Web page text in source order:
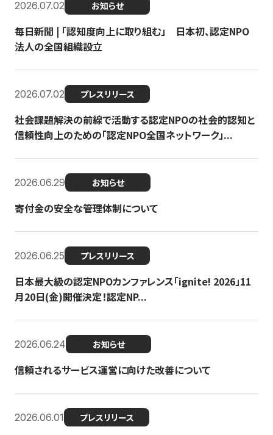
2026.07.02 お知らせ
毎日新聞 | 「認知度向上に取り組む」 日本初、認定NPO
法人の全国組織設立
2026.07.02 プレスリリース
社会課題解決の前線で活動する認定NPOの社会的認知と
信頼性向上のための「認定NPO全国ネットワーク」...
2026.06.29 お知らせ
寄付金の安全な管理体制について
2026.06.25 プレスリリース
日本最大級の認定NPOカンファレンス「ignite! 2026」11
月20日(金)開催決定！認定NP...
2026.06.24 お知らせ
信頼されるサービス運営に向けた改善について
2026.06.01 プレスリリース